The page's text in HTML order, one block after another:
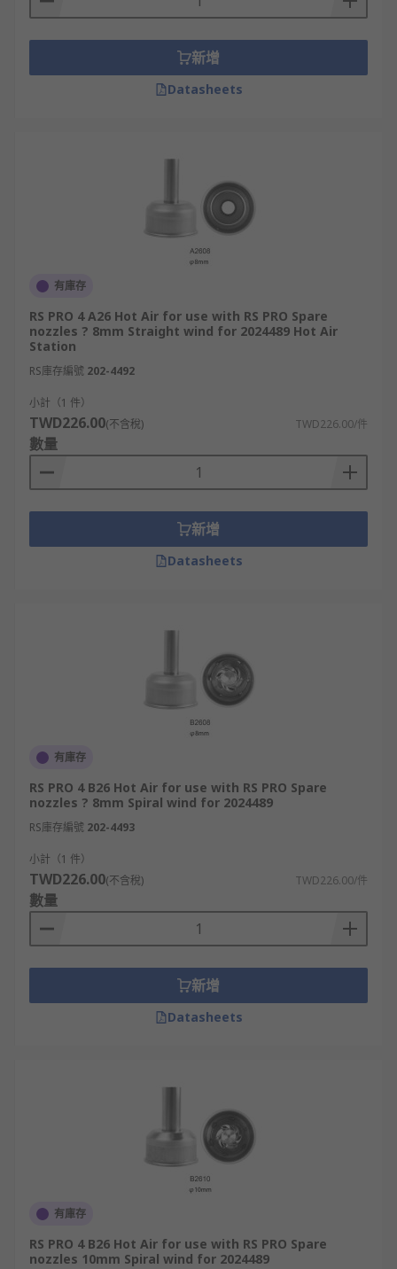
新增
Datasheets
有庫存
RS PRO 4 A26 Hot Air for use with RS PRO Spare
nozzles ? 8mm Straight wind for 2024489 Hot Air
Station
RS庫存編號 202-4492
小計（1 件）
TWD226.00(不含稅) TWD226.00/件
數量
新增
Datasheets
有庫存
RS PRO 4 B26 Hot Air for use with RS PRO Spare
nozzles ? 8mm Spiral wind for 2024489
RS庫存編號 202-4493
小計（1 件）
TWD226.00(不含稅) TWD226.00/件
數量
新增
Datasheets
有庫存
RS PRO 4 B26 Hot Air for use with RS PRO Spare
nozzles 10mm Spiral wind for 2024489